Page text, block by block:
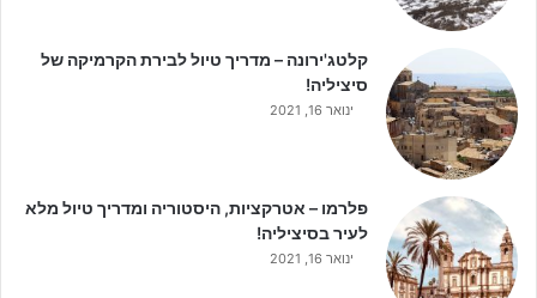
קלטג'ירונה – מדריך טיול לבירת הקרמיקה של
סיציליה!
ינואר 16, 2021
פלרמו – אטרקציות, היסטוריה ומדריך טיול מלא
לעיר בסיציליה!
ינואר 16, 2021